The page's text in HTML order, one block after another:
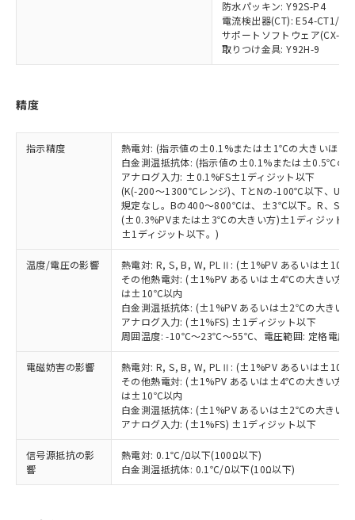
防水パッキン: Y92S-P4
電流検出器(CT): E54-CT1/
サポートソフトウェア(CX-
取りつけ金具: Y92H-9
精度
指示精度
熱電対: (指示値の±0.1%または±1℃の大きいほう
白金測温抵抗体: (指示値の±0.1%または±0.5℃の
アナログ入力: ±0.1%FS±1ディジット以下
(K(-200～1300℃レンジ)、TとNの-100℃以下、U
規定なし。Bの400～800℃は、±3℃以下。R、S
(±0.3%PVまたは±3℃の大きい方)±1ディジット
±1ディジット以下。)
温度/電圧の影響
熱電対: R, S, B, W, PLⅡ: (±1%PV あるいは±10℃
その他熱電対: (±1%PV あるいは±4℃の大きい方
は±10℃以内
白金測温抵抗体: (±1%PV あるいは±2℃の大きい
アナログ入力: (±1%FS) ±1ディジット以下
周囲温度: -10℃～23℃～55℃、電圧範囲: 定格電圧
電磁妨害の影響
熱電対: R, S, B, W, PLⅡ: (±1%PV あるいは±10℃
その他熱電対: (±1%PV あるいは±4℃の大きい方
は±10℃以内
白金測温抵抗体: (±1%PV あるいは±2℃の大きい
アナログ入力: (±1%FS) ±1ディジット以下
信号源抵抗の影
響
熱電対: 0.1℃/Ω以下(100Ω以下)
白金測温抵抗体: 0.1℃/Ω以下(10Ω以下)
在庫状況および標準価格照会結果は、
記載している更新日時点での社内デー
タに基づき作成されるものであり、閲
覧された時点での実際の在庫および標
ムロン制御機器販売店・当社販売員に
ご相談ください。
オムロン制御機器販売店や当社販売拠
点は「販売ネットワーク
」をご確認
ください。
在庫状況および標準価格結果を当社の
事前の承諾なく第三者に漏洩または開
示しないようお願いします。
マイパーツ機能（部品リスト作成サー
ビス）をご利用いただくには、I-Web
メンバーズにご登録されている必要が
あります。
お客様が当ウェブサイト上で当社にご
登録された部品リストについて、当社
および当社の共同利用者が、当社の製
品・サービスに関するお客様との取
引・商談に必要な範囲で利用すること
をご了承ください。
※当社の共同利用者とは、"個人情報
の共同利用に関して"
の「1.共同利
用者の範囲」に記載されている法人を
指します。
鉛(Pb) 1000ppm以下、 水銀(Hg) 1000ppm以下、 カド
六価クロム(Cr(Ⅵ)) 1000ppm以下、ポリ臭化ビフェニル
但し、RoHS指令で産業用監視および制御機器に対する
適用除外項目は除く。
フタル酸エステル類の４物質については閾値を超える意
図的な使用がないことを確認しています。
※2 対応予定月
部品在庫の切り替え状況などにより、予定
月が前後することがあります。
※3 非含有証明書ダウンロード
下記の非含有証明書をダウンロードするこ
とができます。
EU RoHS指令（10物質）の非含有証明書
51物質の非含有証明書（当社基準）
※本証明書は発行日時点で非含有を証明す
るもので、過去に遡って非含有を証明する
*中国RoHS10物質の基準値 (GB/T26572)：
イソブチル) : 1000ppm、 BBP(フタル酸ブチルベンジ
ル) : 1000ppm、
DEHP(フタル酸ビス(2-エチルヘキシル)) : 1000ppm
※2 環境保護使用期限
「ｅ」：有害物質（10物質）のすべてが基
準値以下であることを示します。
「10」：通常の使用状況下において有害物
質が外部に漏えいし、環境に深刻な影響を
及ぼさない年数を意味します。
「－」：未確認です。当社販売部門へお問
い合わせください。
（以下｢規制貨物等」という）を輸出
または国外への提供する場合は、日本
国政府の輸出許可(または役務取引許
可)を取得するなどの必要な手続きを
いよう必要な手段を講じます。
当社は貴社製品を、核兵器、ミサイ
ル、化学兵器、生物兵器またはその他
武器並びにこれらの製造装置等に一切
使用いたしません。
当社は、貴社製品を第三者に販売する
場合は、上記1、2および3の内容を当
該第三者に通知します。また当社は、
販売先および販売に係わる関係者が違
法に輸出するおそれがある場合は、取
り引きをいたしません。
合意する キャンセル
△ 一定数には満たないが在庫あり
在庫なし(最新の在庫状況につ
いては、お客様のお取引先、ま
たはお客様担当のオムロン制御
機器販売店・当社販売員にご確
認ください)
受注生産機種、また在庫状況の
情報を公開していない機種